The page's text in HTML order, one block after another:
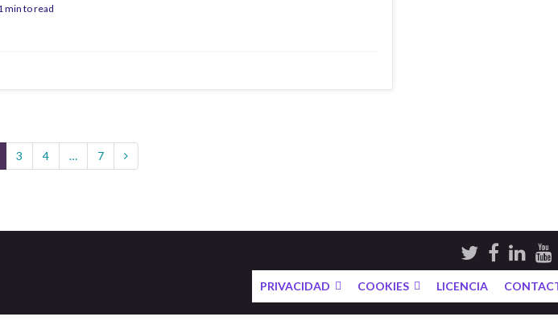
min to read
3 4 … 7
PRIVACIDAD COOKIES LICENCIA